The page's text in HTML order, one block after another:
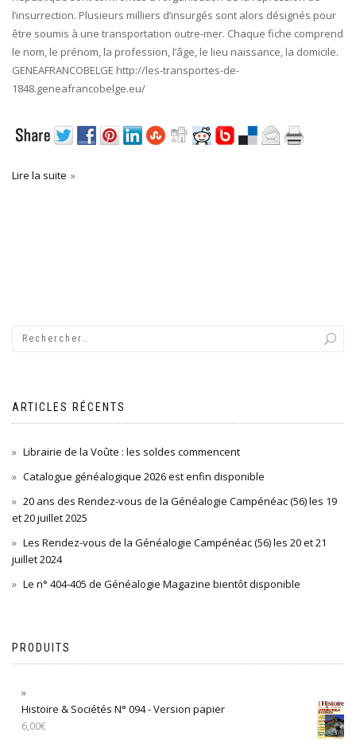
l’insurrection. Plusieurs milliers d’insurgés sont alors désignés pour
être soumis à une transportation outre-mer. Chaque fiche comprend
le nom, le prénom, la profession, l’âge, le lieu naissance, la domicile.
GENEAFRANCOBELGE http://les-transportes-de-
1848.geneafrancobelge.eu/
Lire la suite
ARTICLES RÉCENTS
Librairie de la Voûte : les soldes commencent
Catalogue généalogique 2026 est enfin disponible
20 ans des Rendez-vous de la Généalogie Campénéac (56) les 19
et 20 juillet 2025
Les Rendez-vous de la Généalogie Campénéac (56) les 20 et 21
juillet 2024
Le n° 404-405 de Généalogie Magazine bientôt disponible
PRODUITS
Histoire & Sociétés N° 094 - Version papier
6,00€